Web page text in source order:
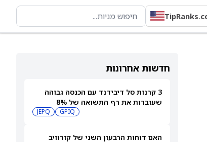
חדשות אחרונות
3 קרנות סל דיבידנד עם הכנסה גבוהה
שעוברות את רף התשואה של 8%
GPIQ
JEPQ
האם דוחות הרבעון השני של קורוויב